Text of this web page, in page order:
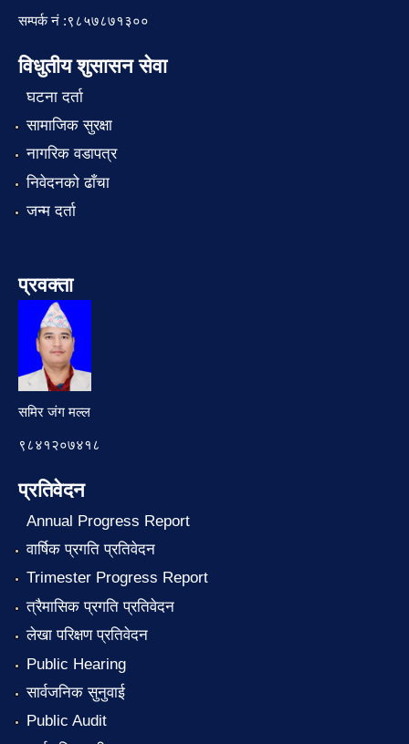
सम्पर्क नं :९८५७८७१३००
विधुतीय शुसासन सेवा
घटना दर्ता
सामाजिक सुरक्षा
नागरिक वडापत्र
निवेदनको ढाँचा
जन्म दर्ता
प्रवक्ता
समिर जंग मल्ल
९८४१२०७४१८
प्रतिवेदन
Annual Progress Report
वार्षिक प्रगति प्रतिवेदन
Trimester Progress Report
त्रैमासिक प्रगति प्रतिवेदन
लेखा परिक्षण प्रतिवेदन
Public Hearing
सार्वजनिक सुनुवाई
Public Audit